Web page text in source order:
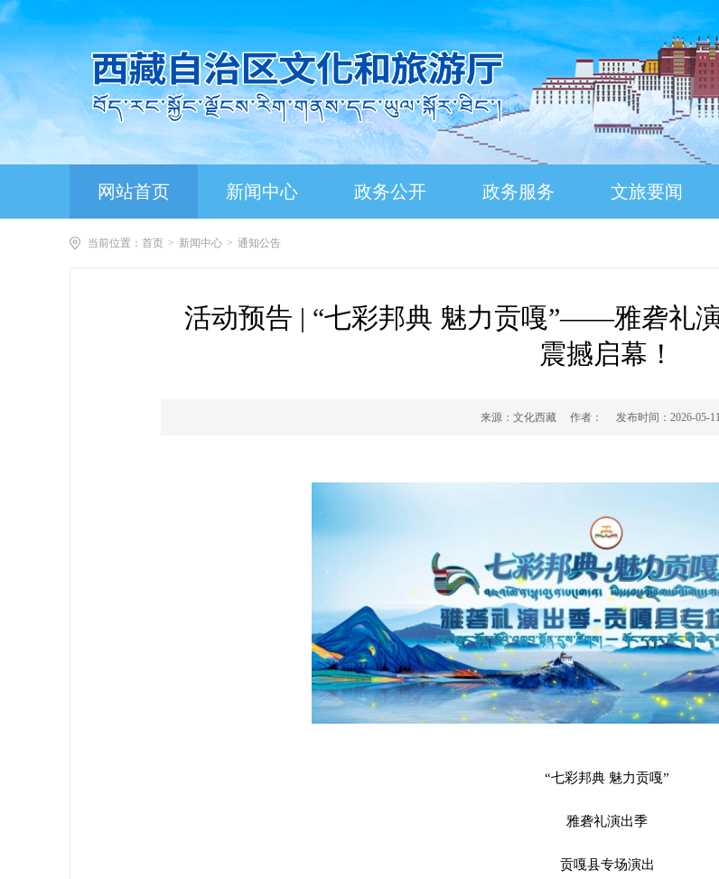
网站首页 新闻中心 政务公开 政务服务 文旅要闻
当前位置： 首页 > 新闻中心 > 通知公告
活动预告 | “七彩邦典 魅力贡嘎”——雅砻礼
震撼启幕！
来源： 文化西藏 作者： 发布时间： 2026-05-11
“七彩邦典 魅力贡嘎”
雅砻礼演出季
贡嘎县专场演出